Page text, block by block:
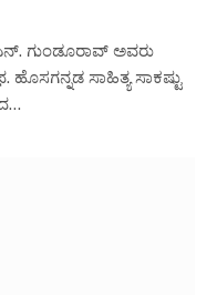
ಗುಂಡೂರಾವ್ ಅವರು
ಸಾಹಿತ್ಯ ಸಾಕಷ್ಟು